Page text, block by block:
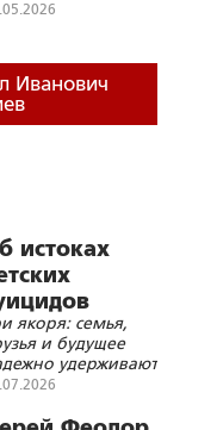
Иванович
истоках
якоря: семья,
и будущее
удерживают
в этой